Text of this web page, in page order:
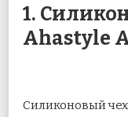
1.
Ahastyle
Силиконовый